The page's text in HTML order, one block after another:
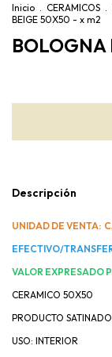
Inicio CERAMICOS
BEIGE 50X50 - x m2
BOLOGNA
Descripción
UNIDAD DE VENTA:
EFECTIVO/
VALOR EXPRESADO
CERAMICO 50X50
PRODUCTO SATINADO
USO: INTERIOR